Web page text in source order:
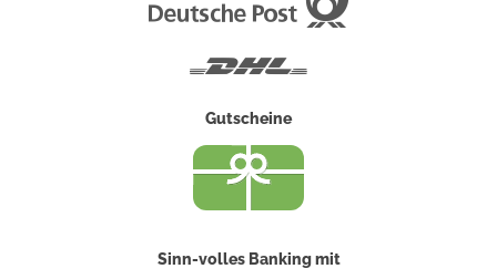
Gutscheine
Sinn-volles Banking mit